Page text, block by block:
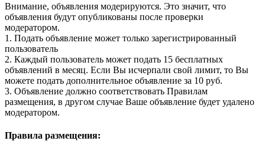
Внимание, объявления модерируются. Это значит, что
объявления будут опубликованы после проверки
модератором.
1. Подать объявление может только зарегистрированный
пользователь
2. Каждый пользователь может подать 15 бесплатных
объявлений в месяц. Если Вы исчерпали свой лимит, то Вы
можете подать дополнительное объявление за 10 руб.
3. Объявление должно соответствовать Правилам
размещения, в другом случае Ваше объявление будет удалено
модератором.
Правила размещения: